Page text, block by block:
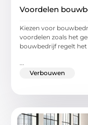
Voordelen
Kiezen voor
voordelen zoals het
bouwbedrijf regelt het
Verbouwen